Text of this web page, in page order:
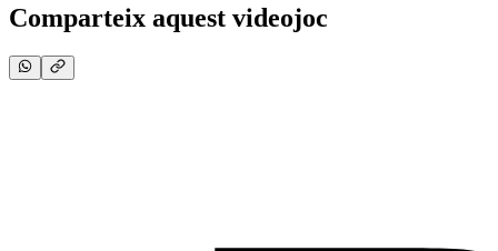
Comparteix aquest videojoc